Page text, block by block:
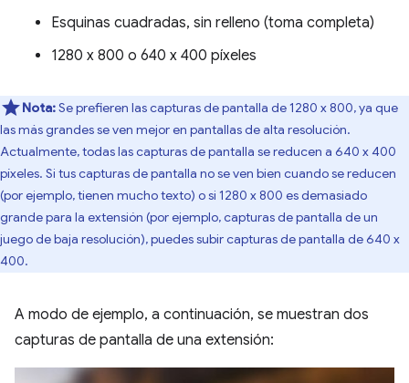
Esquinas cuadradas, sin relleno (toma completa)
1280 x 800 o 640 x 400 píxeles
Nota:Se prefieren las capturas de pantalla de 1280 x 800, ya que
las más grandes se ven mejor en pantallas de alta resolución.
Actualmente, todas las capturas de pantalla se reducen a 640 x 400
píxeles. Si tus capturas de pantalla no se ven bien cuando se reducen
(por ejemplo, tienen mucho texto) o si 1280 x 800 es demasiado
grande para la extensión (por ejemplo, capturas de pantalla de un
juego de baja resolución), puedes subir capturas de pantalla de 640 x
400.
A modo de ejemplo, a continuación, se muestran dos
capturas de pantalla de una extensión: